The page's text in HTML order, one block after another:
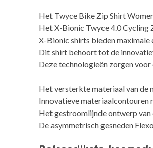
Het Twyce Bike Zip Shirt
Het X-Bionic Twyce 4.0 Cycling
X-Bionic shirts bieden
Dit shirt behoort tot de
Deze technologieën zorgen
Het versterkte materiaal van de
Innovatieve materiaalcontouren
Het gestroomlijnde ontwerp van
De asymmetrisch gesneden